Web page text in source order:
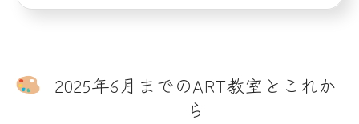
2025年6月までのART教室とこれか
ら